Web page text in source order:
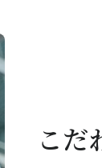
こだ